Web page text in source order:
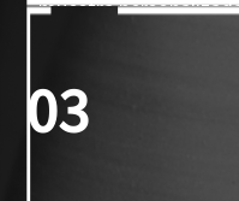
muestra
03